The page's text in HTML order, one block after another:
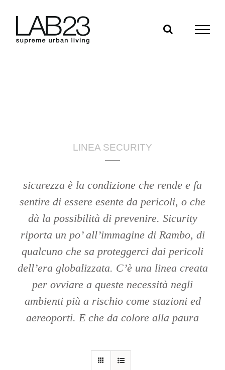
LINEA SECURITY
sicurezza è la condizione che rende e fa
sentire di essere esente da pericoli, o che
dà la possibilità di prevenire. Sicurity
riporta un po’ all’immagine di Rambo, di
qualcuno che sa proteggerci dai pericoli
dell’era globalizzata. C’è una linea creata
per ovviare a queste necessità negli
ambienti più a rischio come stazioni ed
aereoporti. E che da colore alla paura